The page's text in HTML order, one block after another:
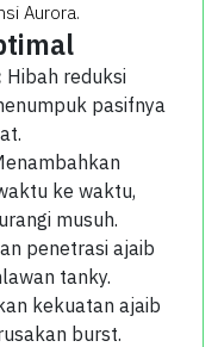
Aurora.
Hibah reduksi
pasifnya
ke waktu,
musuh.
penetrasi ajaib
tanky.
kekuatan ajaib
burst.